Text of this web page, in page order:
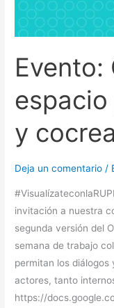
Evento:
y
Deja un comentario /
invitación a nuestra
segunda versión del
semana de trabajo
permitan los
actores, tanto
https://